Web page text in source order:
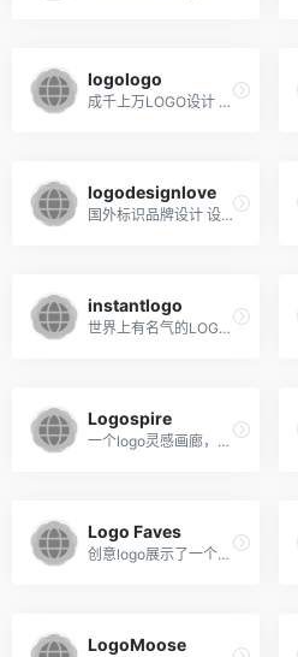
logologo
成千上万LOGO设计 有免费的LOGO下载
logodesignlove
国外标识品牌设计 设计灵感推荐
instantlogo
世界上有名气的LOGO 这里全部全有
Logospire
一个logo灵感画廊，通过将标志设计融合在一起并将其作为工作的焦点，介绍一些标志设计领域的优秀人才。
Logo Faves
创意logo展示了一个找到最具启发性的logo和才华横溢的logo设计师的地方
LogoMoose